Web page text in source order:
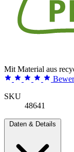
Mit Material aus
SKU
48641
Daten & Details